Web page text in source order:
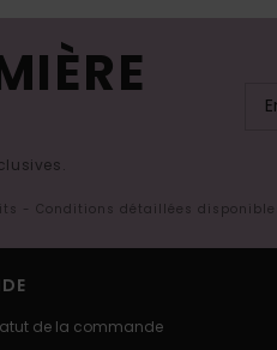
- Conditions détaillées
de la commande